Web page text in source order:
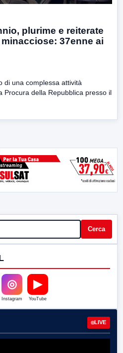
plurime e reiterate
37enne ai
di una complessa attività
Procura della Repubblica presso il
Cerca
◎
Instagram
▶
YouTube
LIVE